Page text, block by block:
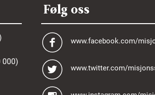
000)
Følg oss
www.facebook.com/
www.twitter.com/